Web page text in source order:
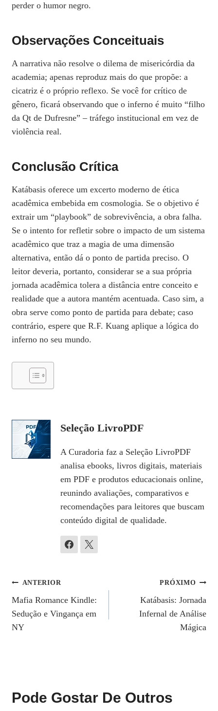
perder o humor negro.
Observações Conceituais
A narrativa não resolve o dilema de misericórdia da
academia; apenas reproduz mais do que propõe: a
cicatriz é o próprio reflexo. Se você for crítico de
gênero, ficará observando que o inferno é muito “filho
da Qt de Dufresne” – tráfego institucional em vez de
violência real.
Conclusão Crítica
Katábasis oferece um excerto moderno de ética
acadêmica embebida em cosmologia. Se o objetivo é
extrair um “playbook” de sobrevivência, a obra falha.
Se o intento for refletir sobre o impacto de um sistema
acadêmico que traz a magia de uma dimensão
alternativa, então dá o ponto de partida preciso. O
leitor deveria, portanto, considerar se a sua própria
jornada acadêmica tolera a distância entre conceito e
realidade que a autora mantém acentuada. Caso sim, a
obra serve como ponto de partida para debate; caso
contrário, espere que R.F. Kuang aplique a lógica do
inferno no seu mundo.
Seleção LivroPDF
A Curadoria faz a Seleção LivroPDF
analisa ebooks, livros digitais, materiais
em PDF e produtos educacionais online,
reunindo avaliações, comparativos e
recomendações para leitores que buscam
conteúdo digital de qualidade.
Navegação
De
Post
ANTERIOR
Mafia Romance Kindle:
Sedução e Vingança em
NY
PRÓXIMO
Katábasis: Jornada
Infernal de Análise
Mágica
Pode Gostar De Outros